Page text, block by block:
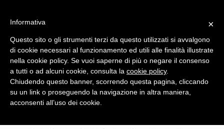
×
Informativa
Questo sito o gli strumenti terzi da questo utilizzati si avvalgono
di cookie necessari al funzionamento ed utili alle finalità illustrate
nella cookie policy. Se vuoi saperne di più o negare il consenso
a tutti o ad alcuni cookie, consulta la cookie policy.
Chiudendo questo banner, scorrendo questa pagina, cliccando
su un link o proseguendo la navigazione in altra maniera,
acconsenti all’uso dei cookie.